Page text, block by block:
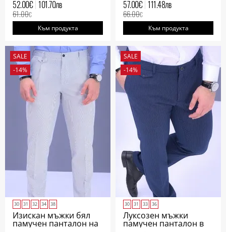
52.00€ 101.70лв
61.00€
Към продукта
57.00€ 111.48лв
66.00€
Към продукта
SALE
-14%
30 31 32 34 38
Изискан мъжки бял
памучен панталон на
SALE
-14%
30 31 33 36
Луксозен мъжки
памучен панталон в